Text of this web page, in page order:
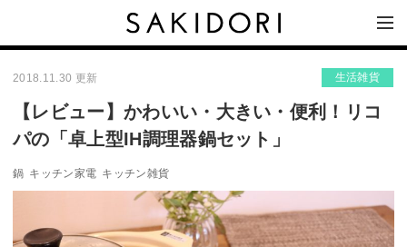
2018.11.30 更新 生活雑貨
【レビュー】かわいい・大きい・便利！リコ
パの「卓上型IH調理器鍋セット」
鍋 キッチン家電 キッチン雑貨